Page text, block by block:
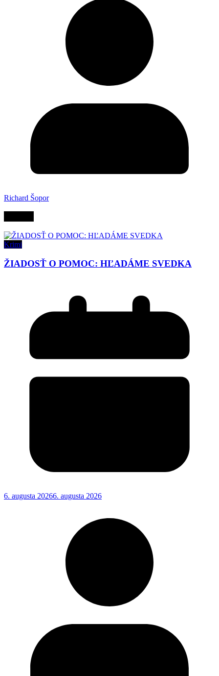
Richard Šopor
Krimi
ŽIADOSŤ O POMOC: HĽADÁME SVEDKA
6. augusta 20266. augusta 2026